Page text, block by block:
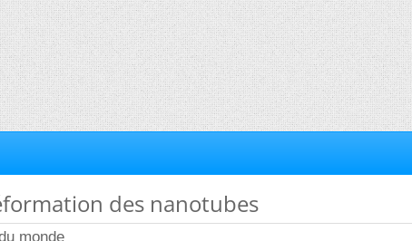
des nanotubes
monde